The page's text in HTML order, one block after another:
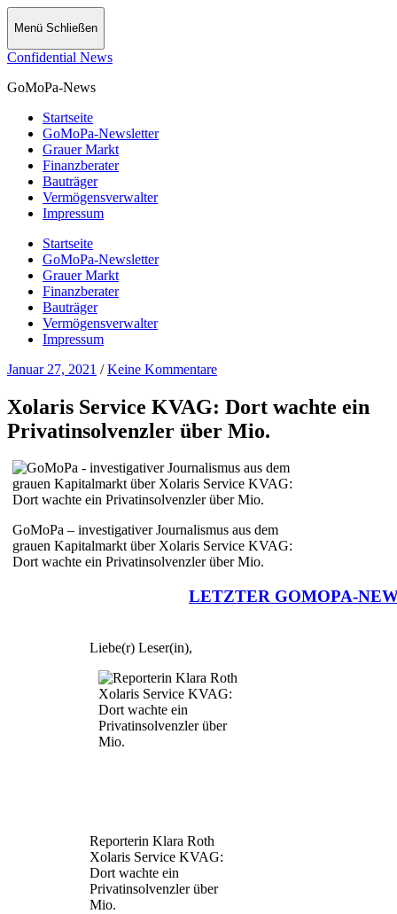
Menü Schließen
Confidential News
GoMoPa-News
Startseite
GoMoPa-Newsletter
Grauer Markt
Finanzberater
Bauträger
Vermögensverwalter
Impressum
Startseite
GoMoPa-Newsletter
Grauer Markt
Finanzberater
Bauträger
Vermögensverwalter
Impressum
Januar 27, 2021 / Keine Kommentare
Xolaris Service KVAG: Dort wachte ein
Privatinsolvenzler über Mio.
GoMoPa – investigativer Journalismus aus dem
grauen Kapitalmarkt über Xolaris Service KVAG:
Dort wachte ein Privatinsolvenzler über Mio.
LETZTER GOMOPA-
Liebe(r) Leser(in),
Reporterin Klara Roth
Xolaris Service KVAG:
Dort wachte ein
Privatinsolvenzler über
Mio.